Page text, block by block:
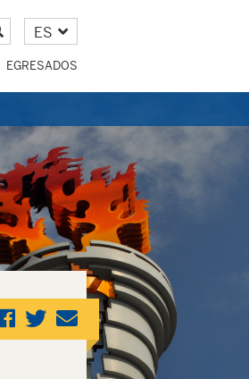
ES
EGRESADOS